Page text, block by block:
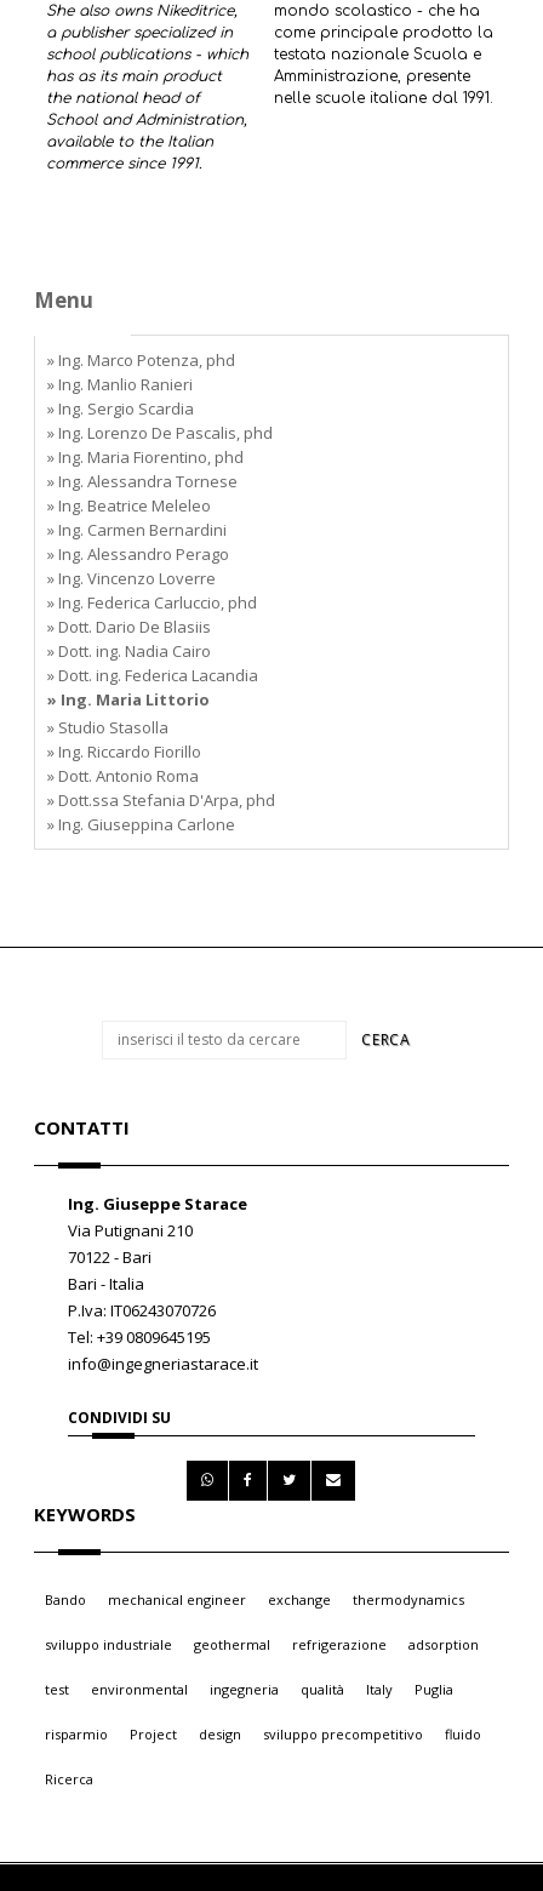
She also owns Nikeditrice,
a publisher specialized in
school publications - which
has as its main product
the national head of
School and Administration,
available to the Italian
commerce since 1991.
mondo scolastico - che ha
come principale prodotto la
testata nazionale Scuola e
Amministrazione, presente
nelle scuole italiane dal 1991.
Menu
» Ing. Marco Potenza, phd
» Ing. Manlio Ranieri
» Ing. Sergio Scardia
» Ing. Lorenzo De Pascalis, phd
» Ing. Maria Fiorentino, phd
» Ing. Alessandra Tornese
» Ing. Beatrice Meleleo
» Ing. Carmen Bernardini
» Ing. Alessandro Perago
» Ing. Vincenzo Loverre
» Ing. Federica Carluccio, phd
» Dott. Dario De Blasiis
» Dott. ing. Nadia Cairo
» Dott. ing. Federica Lacandia
» Ing. Maria Littorio
» Studio Stasolla
» Ing. Riccardo Fiorillo
» Dott. Antonio Roma
» Dott.ssa Stefania D'Arpa, phd
» Ing. Giuseppina Carlone
CONTATTI
Ing. Giuseppe Starace
Via Putignani 210
70122 - Bari
Bari - Italia
P.Iva: IT06243070726
Tel: +39 0809645195
info@ingegneriastarace.it
CONDIVIDI SU
KEYWORDS
Bando mechanical engineer exchange thermodynamics
sviluppo industriale geothermal refrigerazione adsorption
test environmental ingegneria qualità Italy Puglia
risparmio Project design sviluppo precompetitivo fluido
Ricerca